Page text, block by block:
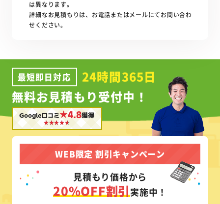
は異なります。
詳細なお見積もりは、お電話またはメールにてお問い合わ
せください。
最短即日対応
24時間365日
無料お見積もり受付中！
Google口コミ★4.8獲得
WEB限定 割引キャンペーン
見積もり価格から
20%OFF割引実施中！